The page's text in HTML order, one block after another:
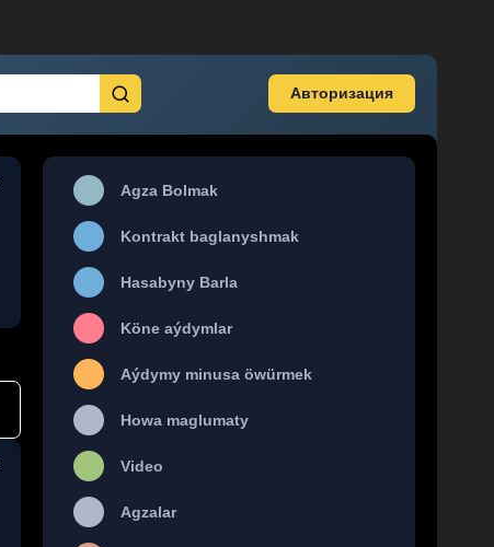
Авторизация
Agza Bolmak
Kontrakt baglanyshmak
Hasabyny Barla
Köne aýdymlar
Aýdymy minusa öwürmek
Howa maglumaty
Video
Agzalar